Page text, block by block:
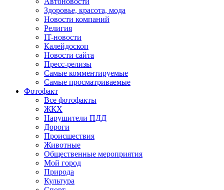
Здоровье, красота, мода
Новости компаний
Религия
IT-новости
Калейдоскоп
Новости сайта
Пресс-релизы
Самые комментируемые
Самые просматриваемые
Фотофакт
Все фотофакты
ЖКХ
Нарушители ПДД
Дороги
Происшествия
Животные
Общественные мероприятия
Мой город
Природа
Культура